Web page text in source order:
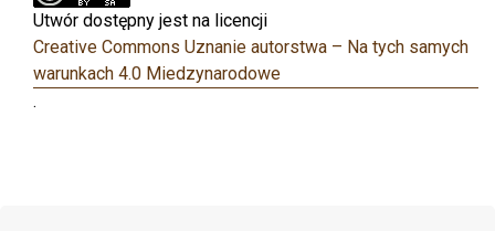
Utwór dostępny jest na licencji
Creative Commons Uznanie autorstwa – Na tych samych
warunkach 4.0 Miedzynarodowe
.